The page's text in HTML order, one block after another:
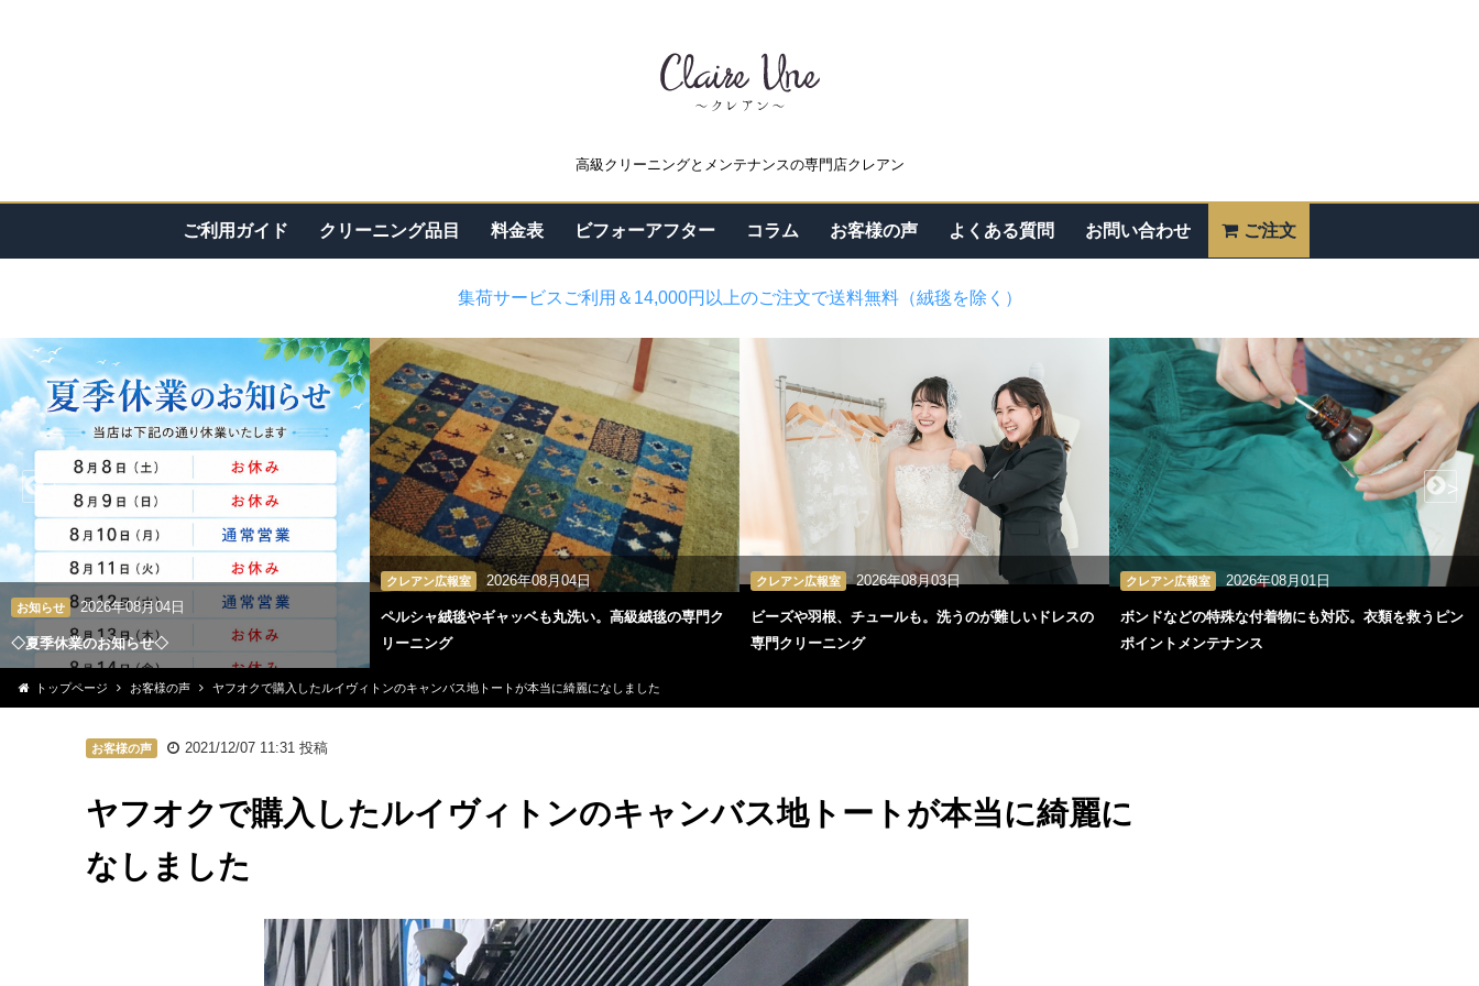
高級クリーニングとメンテナンスの専門店クレアン
ご利用ガイド クリーニング品目 料金表 ビフォーアフター コラム お客様の声 よくある質問 お問い合わせ ご注文
集荷サービスご利用＆14,000円以上のご注文で送料無料（絨毯を除く）
お知らせ 2026年08月04日
◇夏季休業のお知らせ◇
クレアン広報室 2026年08月04日
ペルシャ絨毯やギャッベも丸洗い。高級絨毯の専門ク
リーニング
クレアン広報室 2026年08月03日
ビーズや羽根、チュールも。洗うのが難しいドレスの
専門クリーニング
クレアン広報室 2026年08月01日
ボンドなどの特殊な付着物にも対応。衣類を救うピン
ポイントメンテナンス
< >
トップページ お客様の声 ヤフオクで購入したルイヴィトンのキャンバス地トートが本当に綺麗になしました
お客様の声 2021/12/07 11:31投稿
ヤフオクで購入したルイヴィトンのキャンバス地トートが本当に綺麗に
なしました